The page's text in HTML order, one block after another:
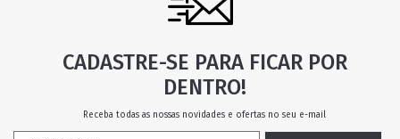
CADASTRE-SE PARA FICAR POR
DENTRO!
Receba todas as nossas novidades e ofertas no seu e-mail